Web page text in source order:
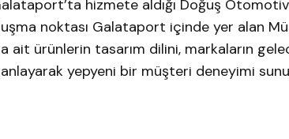
hizmete aldığı Doğuş
noktası Galataport içinde yer alan
ait ürünlerin tasarım dilini, markaların
yepyeni bir müşteri deneyimi